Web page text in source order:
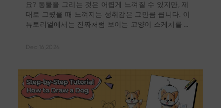
요? 동물을 그리는 것은 어렵게 느껴질 수 있지만, 제
대로 그렸을 때 느껴지는 성취감은 그만큼 큽니다. 이
튜토리얼에서는 진짜처럼 보이는 고양이 스케치를 그